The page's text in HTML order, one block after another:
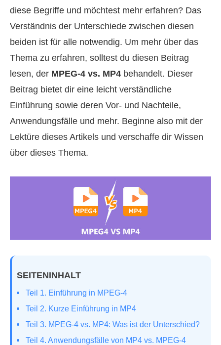
diese Begriffe und möchtest mehr erfahren? Das
Verständnis der Unterschiede zwischen diesen
beiden ist für alle notwendig. Um mehr über das
Thema zu erfahren, solltest du diesen Beitrag
lesen, der MPEG-4 vs. MP4 behandelt. Dieser
Beitrag bietet dir eine leicht verständliche
Einführung sowie deren Vor- und Nachteile,
Anwendungsfälle und mehr. Beginne also mit der
Lektüre dieses Artikels und verschaffe dir Wissen
über dieses Thema.
SEITENINHALT
Teil 1. Einführung in MPEG-4
Teil 2. Kurze Einführung in MP4
Teil 3. MPEG-4 vs. MP4: Was ist der Unterschied?
Teil 4. Anwendungsfälle von MP4 vs. MPEG-4